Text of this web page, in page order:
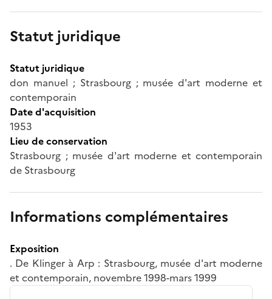
Statut juridique
Statut juridique
don manuel ; Strasbourg ; musée d'art moderne et
contemporain
Date d'acquisition
1953
Lieu de conservation
Strasbourg ; musée d'art moderne et contemporain
de Strasbourg
Informations complémentaires
Exposition
. De Klinger à Arp : Strasbourg, musée d'art moderne
et contemporain, novembre 1998-mars 1999